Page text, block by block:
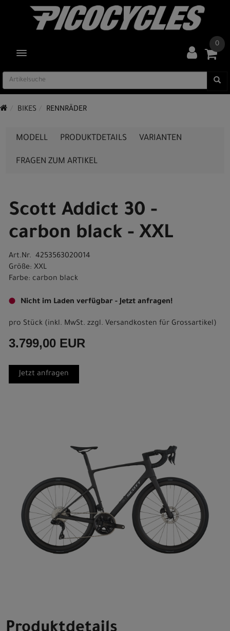
TOGGLE NAVIGATION
0
BIKES RENNRÄDER
MODELL PRODUKTDETAILS VARIANTEN
FRAGEN ZUM ARTIKEL
Scott Addict 30 -
carbon black - XXL
Art.Nr. 4253563020014
Größe: XXL
Farbe: carbon black
Nicht im Laden verfügbar - Jetzt anfragen!
pro Stück (inkl. MwSt. zzgl. Versandkosten für Grossartikel)
3.799,00 EUR
Jetzt anfragen